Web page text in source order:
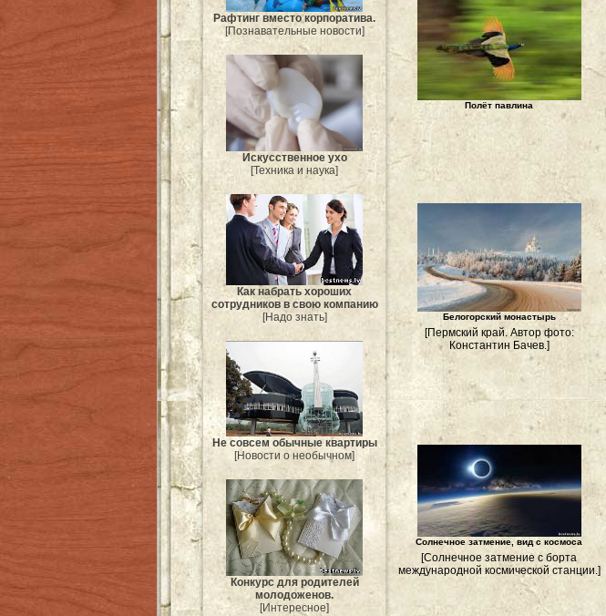
Рафтинг вместо корпоратива.
[Познавательные новости]
Искусственное ухо
[Техника и наука]
Как набрать хороших
сотрудников в свою компанию
[Надо знать]
Не совсем обычные квартиры
[Новости о необычном]
Конкурс для родителей
молодоженов.
[Интересное]
Полёт павлина
Белогорский монастырь
[Пермский край. Автор фото:
Константин Бачев.]
Солнечное затмение, вид с космоса
[Солнечное затмение с борта
международной космической станции.]